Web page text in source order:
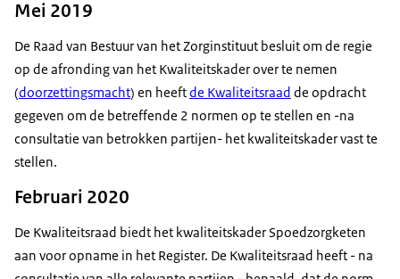
Mei 2019
De Raad van Bestuur van het Zorginstituut besluit om de regie
op de afronding van het Kwaliteitskader over te nemen
(doorzettingsmacht) en heeftde Kwaliteitsraad de opdracht
gegeven om de betreffende 2 normen op te stellen en -na
consultatie van betrokken partijen- het kwaliteitskader vast te
stellen.
Februari 2020
De Kwaliteitsraad biedt het kwaliteitskader Spoedzorgketen
aan voor opname in het Register. De Kwaliteitsraad heeft - na